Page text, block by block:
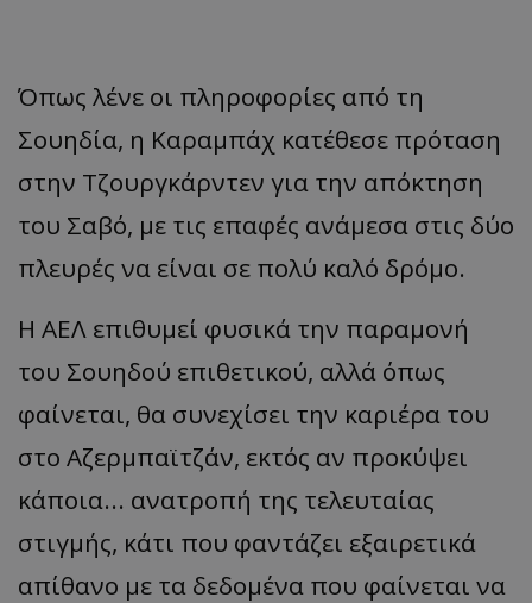
Όπως λένε οι πληροφορίες από τη
Σουηδία, η Καραμπάχ κατέθεσε πρόταση
στην Τζουργκάρντεν για την απόκτηση
του Σαβό, με τις επαφές ανάμεσα στις δύο
πλευρές να είναι σε πολύ καλό δρόμο.
Η ΑΕΛ επιθυμεί φυσικά την παραμονή
του Σουηδού επιθετικού, αλλά όπως
φαίνεται, θα συνεχίσει την καριέρα του
στο Αζερμπαϊτζάν, εκτός αν προκύψει
κάποια... ανατροπή της τελευταίας
στιγμής, κάτι που φαντάζει εξαιρετικά
απίθανο με τα δεδομένα που φαίνεται να